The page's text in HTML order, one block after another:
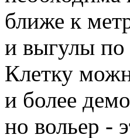
ближе к
и выгулы по
Клетку
и более
но вольер -